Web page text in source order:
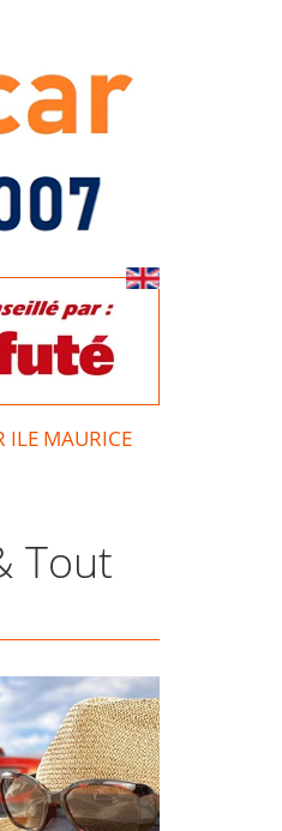
ILE MAURICE
Tout